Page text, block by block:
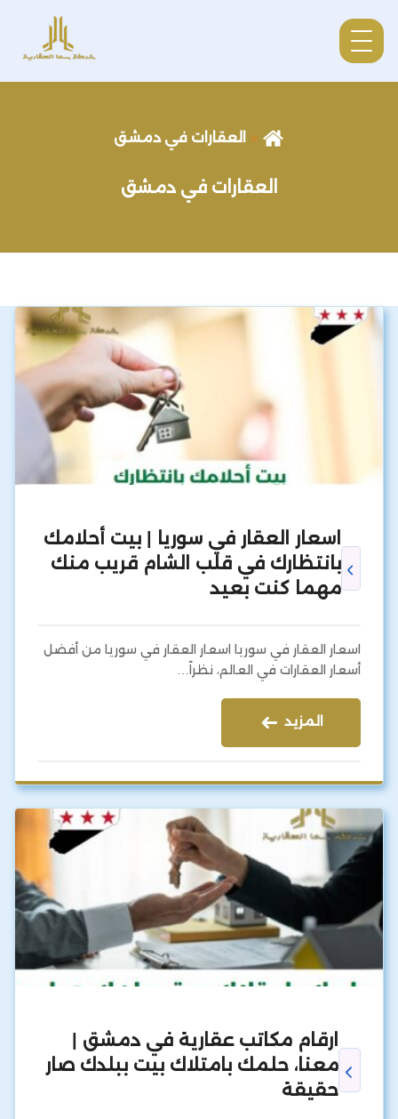
العقارات في دمشق
العقارات في دمشق
اسعار العقار في سوريا | بيت أحلامك
بانتظارك في قلب الشام قريب منك
مهما كنت بعيد
اسعار العقار في سوريا اسعار العقار في سوريا من أفضل
أسعار العقارات في العالم، نظراً…
المزيد
ارقام مكاتب عقارية في دمشق |
معنا، حلمك بامتلاك بيت ببلدك صار
حقيقة